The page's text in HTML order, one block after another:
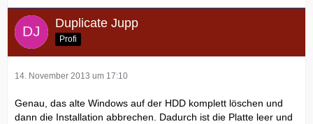
Duplicate Jupp
Profi
14. November 2013 um 17:10
Genau, das alte Windows auf der HDD komplett löschen und
dann die Installation abbrechen. Dadurch ist die Platte leer und